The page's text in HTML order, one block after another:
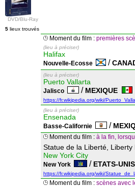
DVD/Blu-Ray
5 lieux trouvés
Moment du film : premières
(lieu à préciser)
Halifax
Nouvelle-Ecosse /
(lieu à préciser)
Puerto Vallarta
Jalisco / MEXIQUE
https://fr.wikipedia.org/wiki/
(lieu à préciser)
Ensenada
Basse-Californie /
Moment du film : à la fin,
Statue de la Liberté, Liberty
New York City
New York / ETATS-UNIS
https://fr.wikipedia.org/wiki/
Moment du film : scènes avec